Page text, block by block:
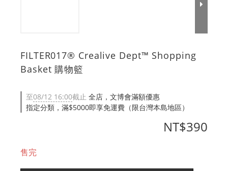
FILTER017® Crealive Dept™ Shopping
Basket 購物籃
至08/12 16:00截止 全店，文博會滿額優惠
指定分類，滿$5000即享免運費（限台灣本島地區）
NT$390
售完